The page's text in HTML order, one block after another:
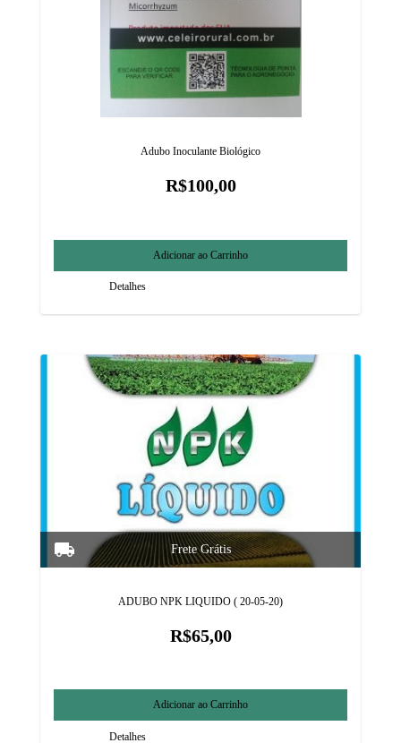
Adubo Inoculante Biológico
R$100,00
Detalhes
ADUBO NPK LIQUIDO ( 20-05-20)
R$65,00
Detalhes